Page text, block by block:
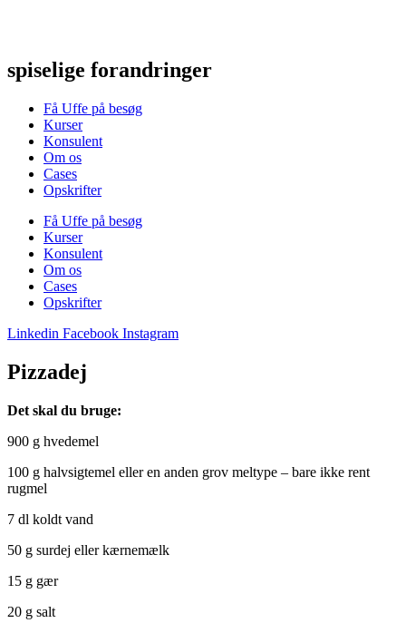
spiselige forandringer
Få Uffe på besøg
Kurser
Konsulent
Om os
Cases
Opskrifter
Få Uffe på besøg
Kurser
Konsulent
Om os
Cases
Opskrifter
Linkedin Facebook Instagram
Pizzadej
Det skal du bruge:
900 g hvedemel
100 g halvsigtemel eller en anden grov meltype – bare ikke rent
rugmel
7 dl koldt vand
50 g surdej eller kærnemælk
15 g gær
20 g salt